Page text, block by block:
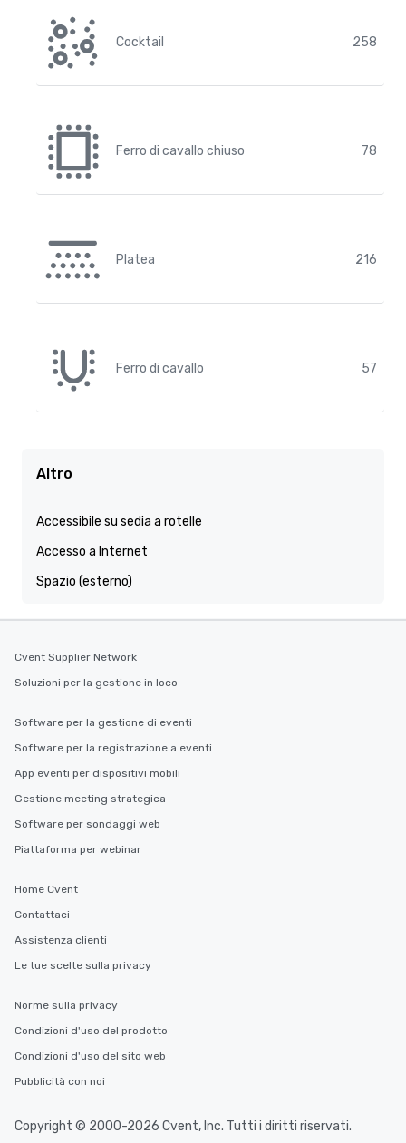
Cocktail 258
Ferro di cavallo chiuso 78
Platea 216
Ferro di cavallo 57
Altro
Accessibile su sedia a rotelle
Accesso a Internet
Spazio (esterno)
Cvent Supplier Network
Soluzioni per la gestione in loco
Software per la gestione di eventi
Software per la registrazione a eventi
App eventi per dispositivi mobili
Gestione meeting strategica
Software per sondaggi web
Piattaforma per webinar
Home Cvent
Contattaci
Assistenza clienti
Le tue scelte sulla privacy
Norme sulla privacy
Condizioni d'uso del prodotto
Condizioni d'uso del sito web
Pubblicità con noi
Copyright © 2000-2026 Cvent, Inc. Tutti i diritti riservati.